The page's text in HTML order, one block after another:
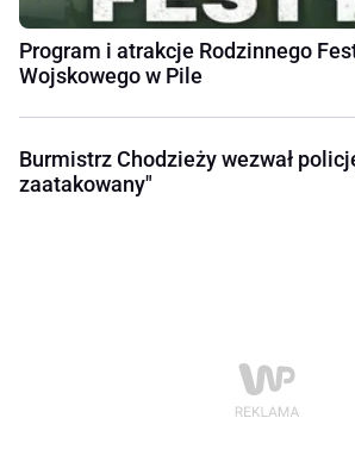
Program i atrakcje Rodzinnego
Wojskowego w Pile
Burmistrz Chodzieży wezwał
zaatakowany"